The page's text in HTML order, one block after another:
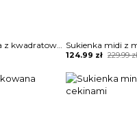
Sukienka maxi cekinowa z kwadratowym dekoltem
229.99
Original
was:
229.99 zł.
124.99 zł
Current
is:
124.99 zł.